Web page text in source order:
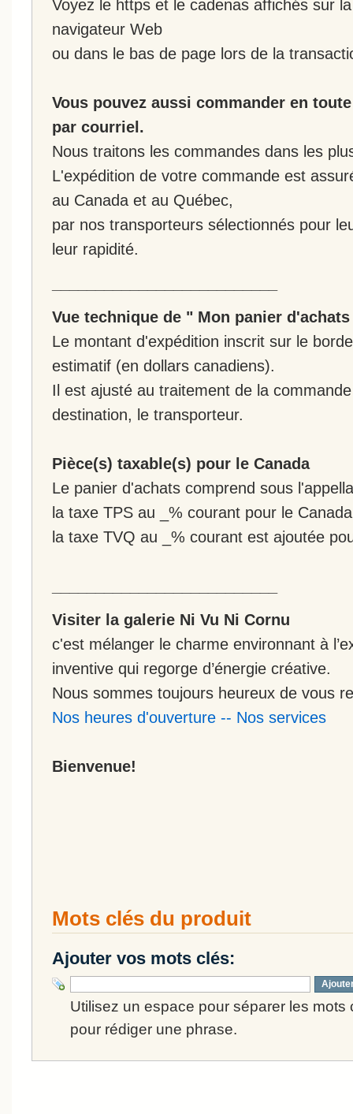
Voyez le https et le cadenas affichés sur
navigateur Web
ou dans le bas de page lors de la
Vous pouvez aussi commander en
par courriel.
Nous traitons les commandes dans les
L'expédition de votre commande est
au Canada et au Québec,
par nos transporteurs sélectionnés pour
leur rapidité.
Vue technique de " Mon panier
Le montant d'expédition inscrit sur le
estimatif (en dollars canadiens).
Il est ajusté au traitement de la
destination, le transporteur.
Pièce(s) taxable(s) pour le Canada
Le panier d'achats comprend sous
la taxe TPS au _% courant pour le
la taxe TVQ au _% courant est ajoutée
Visiter la galerie Ni Vu Ni Cornu
c'est mélanger le charme environnant à
inventive qui regorge d’énergie créative.
Nous sommes toujours heureux de vous
Nos heures d'ouverture -- Nos services
Bienvenue!
Mots clés du produit
Ajouter vos mots clés:
Utilisez un espace pour séparer les mots
pour rédiger une phrase.